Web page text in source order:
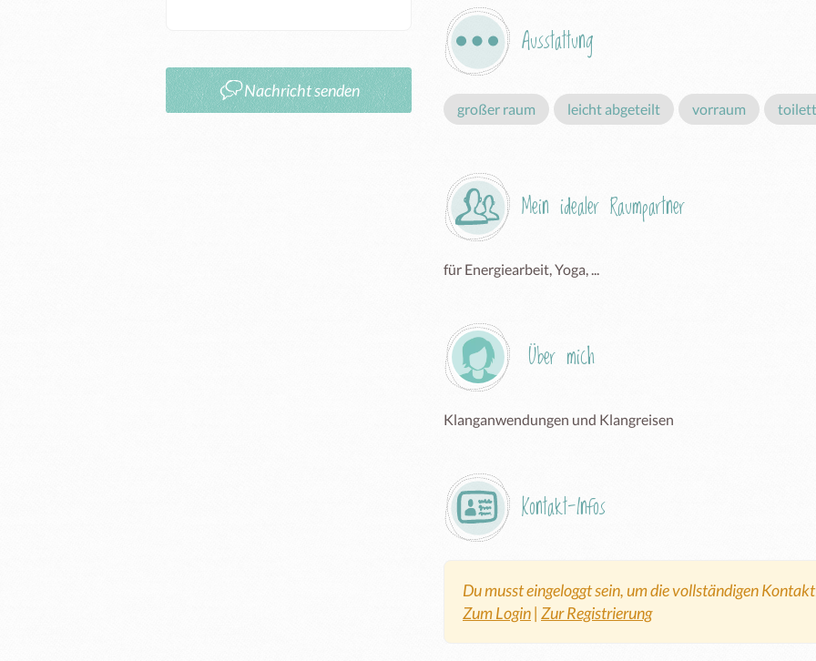
Nachricht senden
Ausstattung
großer raum leicht abgeteilt vorraum
Mein idealer Raumpartner
für Energiearbeit, Yoga, ...
Über mich
Klanganwendungen und Klangreisen
Kontakt-Infos
Du musst eingeloggt sein, um die vollständigen
Zum Login| Zur Registrierung